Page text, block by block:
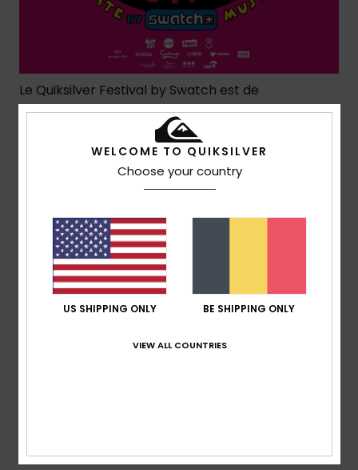
Le Quiksilver Festival by Swatch est de
retour à Capbreton, Hossegor et
En savoir plus
WELCOME TO QUIKSILVER
Choose your country
US SHIPPING ONLY BE SHIPPING ONLY
VIEW ALL COUNTRIES